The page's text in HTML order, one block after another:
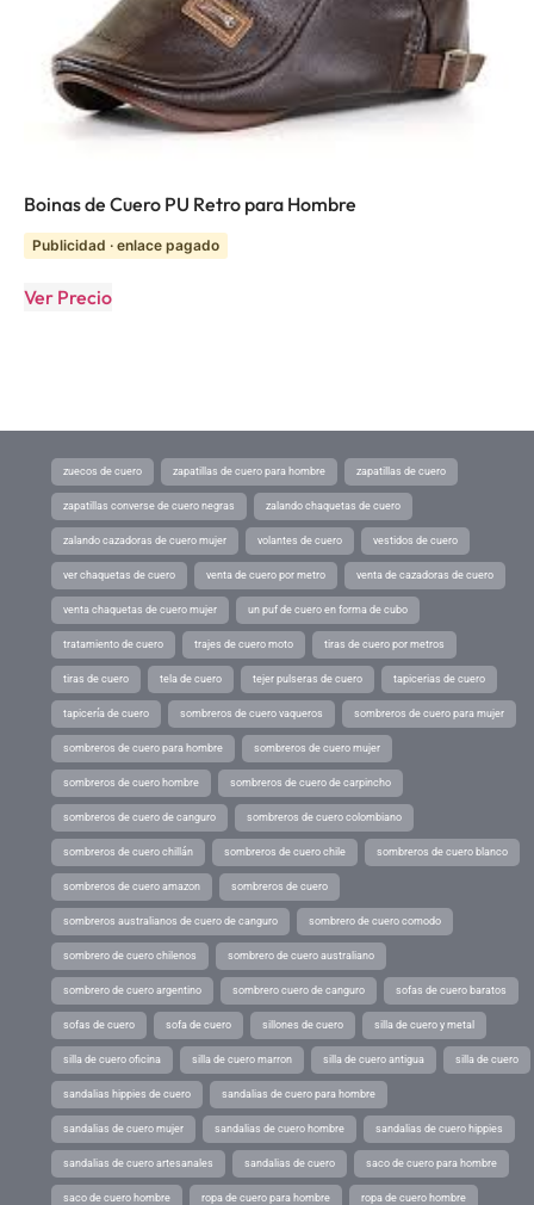
Boinas de Cuero PU Retro para Hombre
Publicidad · enlace pagado
Ver Precio
zuecos de cuero zapatillas de cuero para hombre zapatillas de cuero
zapatillas converse de cuero negras zalando chaquetas de cuero
zalando cazadoras de cuero mujer volantes de cuero vestidos de cuero
ver chaquetas de cuero venta de cuero por metro venta de cazadoras de cuero
venta chaquetas de cuero mujer un puf de cuero en forma de cubo
tratamiento de cuero trajes de cuero moto tiras de cuero por metros
tiras de cuero tela de cuero tejer pulseras de cuero tapicerias de cuero
tapicería de cuero sombreros de cuero vaqueros sombreros de cuero para mujer
sombreros de cuero para hombre sombreros de cuero mujer
sombreros de cuero hombre sombreros de cuero de carpincho
sombreros de cuero de canguro sombreros de cuero colombiano
sombreros de cuero chillán sombreros de cuero chile sombreros de cuero blanco
sombreros de cuero amazon sombreros de cuero
sombreros australianos de cuero de canguro sombrero de cuero comodo
sombrero de cuero chilenos sombrero de cuero australiano
sombrero de cuero argentino sombrero cuero de canguro sofas de cuero baratos
sofas de cuero sofa de cuero sillones de cuero silla de cuero y metal
silla de cuero oficina silla de cuero marron silla de cuero antigua silla de cuero
sandalias hippies de cuero sandalias de cuero para hombre
sandalias de cuero mujer sandalias de cuero hombre sandalias de cuero hippies
sandalias de cuero artesanales sandalias de cuero saco de cuero para hombre
saco de cuero hombre ropa de cuero para hombre ropa de cuero hombre